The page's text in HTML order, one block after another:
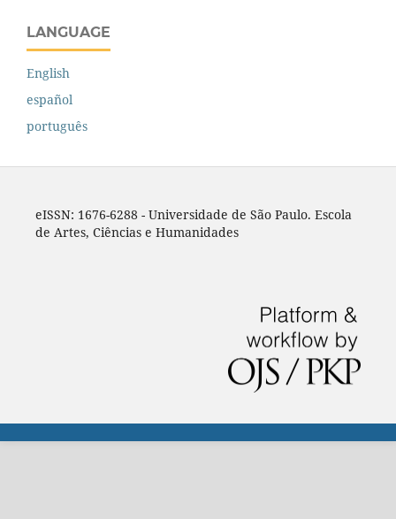
LANGUAGE
English
español
português
eISSN: 1676-6288 - Universidade de São Paulo. Escola
de Artes, Ciências e Humanidades